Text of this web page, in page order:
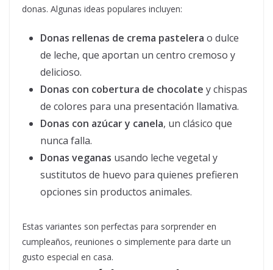
donas. Algunas ideas populares incluyen:
Donas rellenas de crema pastelera o dulce
de leche, que aportan un centro cremoso y
delicioso.
Donas con cobertura de chocolate y chispas
de colores para una presentación llamativa.
Donas con azúcar y canela, un clásico que
nunca falla.
Donas veganas usando leche vegetal y
sustitutos de huevo para quienes prefieren
opciones sin productos animales.
Estas variantes son perfectas para sorprender en
cumpleaños, reuniones o simplemente para darte un
gusto especial en casa.